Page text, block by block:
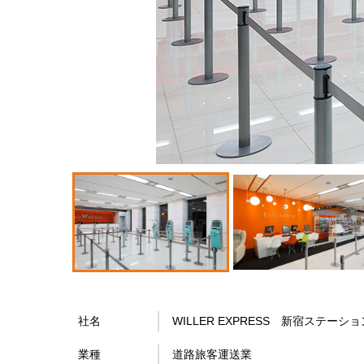
社名 WILLER EXPRESS 新宿ステーショ
業種 道路旅客運送業